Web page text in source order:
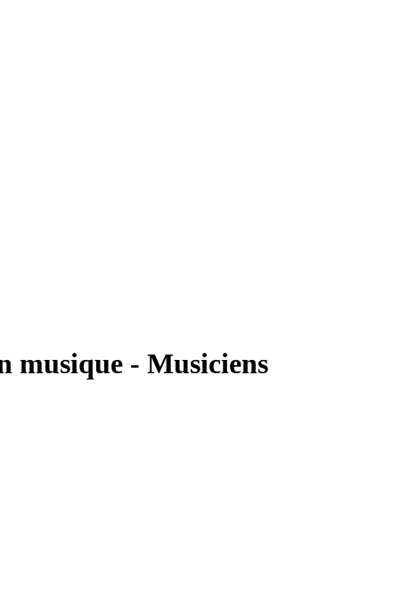
musique - Musiciens